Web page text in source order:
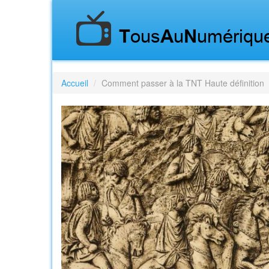
Accueil Comment passer à la TNT Haute définition